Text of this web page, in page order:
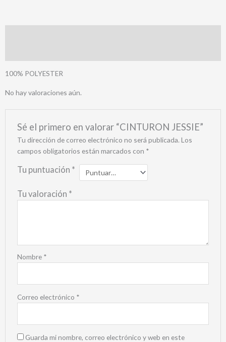
100% POLYESTER
No hay valoraciones aún.
Sé el primero en valorar “CINTURON JESSIE”
Tu dirección de correo electrónico no será publicada. Los
campos obligatorios están marcados con *
Tu puntuación *
Tu valoración *
Nombre *
Correo electrónico *
Guarda mi nombre, correo electrónico y web en este